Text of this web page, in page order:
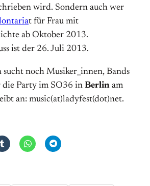
wird. Sondern auch wer
t für Frau mit
ab Oktober 2013.
ist der 26. Juli 2013.
noch Musiker_innen, Bands
die Party im SO36 in Berlin am
an: music(at)ladyfest(dot)net.